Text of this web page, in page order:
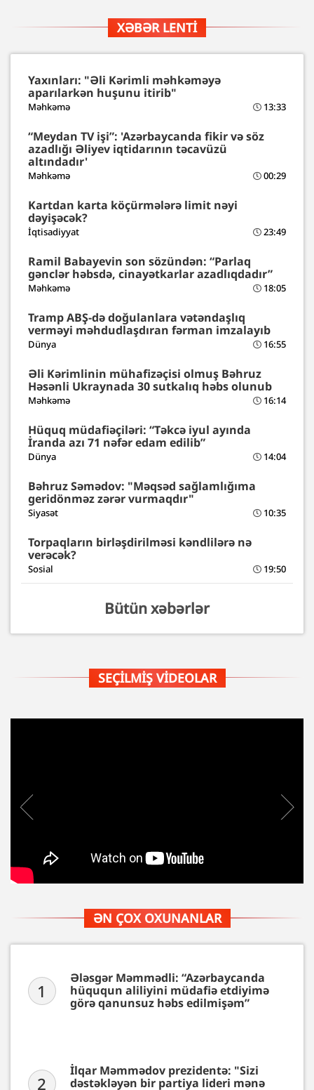
XƏBƏR LENTI
Yaxınları: "Əli Kərimli məhkəməyə
aparılarkən huşunu itirib"
Məhkəmə 13:33
“Meydan TV işi”: 'Azərbaycanda fikir və söz
azadlığı Əliyev iqtidarının təcavüzü
altındadır'
Məhkəmə 00:29
Kartdan karta köçürmələrə limit nəyi
dəyişəcək?
İqtisadiyyat 23:49
Ramil Babayevin son sözündən: “Parlaq
gənclər həbsdə, cinayətkarlar azadlıqdadır”
Məhkəmə 18:05
Tramp ABŞ-də doğulanlara vətəndaşlıq
verməyi məhdudlaşdıran fərman imzalayıb
Dünya 16:55
Əli Kərimlinin mühafizəçisi olmuş Bəhruz
Həsənli Ukraynada 30 sutkalıq həbs olunub
Məhkəmə 16:14
Hüquq müdafiəçiləri: “Təkcə iyul ayında
İranda azı 71 nəfər edam edilib”
Dünya 14:04
Bəhruz Səmədov: "Məqsəd sağlamlığıma
geridönməz zərər vurmaqdır"
Siyasət 10:35
Torpaqların birləşdirilməsi kəndlilərə nə
verəcək?
Sosial 19:50
Bütün xəbərlər
SEÇILMIŞ VIDEOLAR
ƏN ÇOX OXUNANLAR
1
Ələsgər Məmmədli: “Azərbaycanda
hüququn aliliyini müdafiə etdiyimə
görə qanunsuz həbs edilmişəm”
2
İlqar Məmmədov prezidentə: "Sizi
dəstəkləyən bir partiya lideri mənə